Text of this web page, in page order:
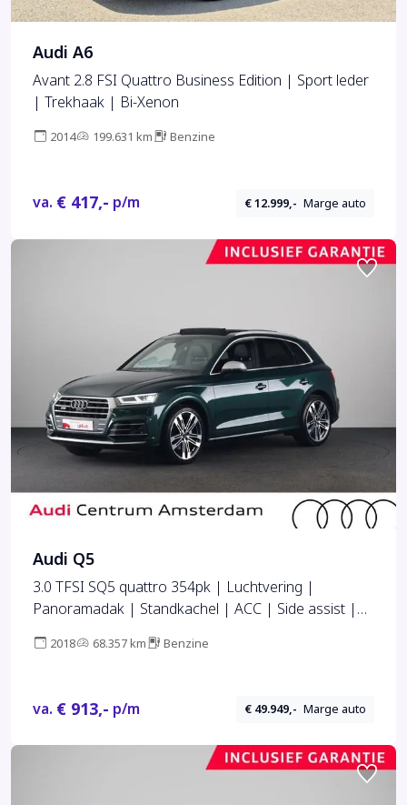
Audi A6
Avant 2.8 FSI Quattro Business Edition | Sport leder
| Trekhaak | Bi-Xenon
2014 199.631 km Benzine
va. € 417,- p/m € 12.999,- Marge auto
Audi Q5
3.0 TFSI SQ5 quattro 354pk | Luchtvering |
Panoramadak | Standkachel | ACC | Side assist |
2018 68.357 km Benzine
va. € 913,- p/m € 49.949,- Marge auto